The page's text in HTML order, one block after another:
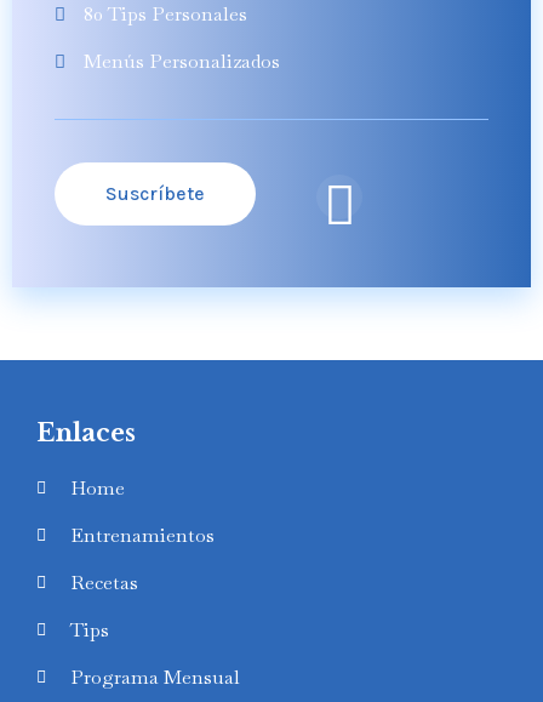
80 Tips Personales
Menús Personalizados
Suscríbete
Enlaces
Home
Entrenamientos
Recetas
Tips
Programa Mensual